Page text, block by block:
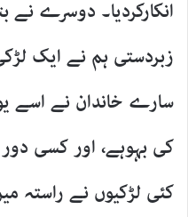
انکارکردیا۔ دوسرے نے
زبردستی ہم نے ایک
سارے خاندان نے اسے
کی بہوہے، اور کسی
کئی لڑکیوں نے راستہ